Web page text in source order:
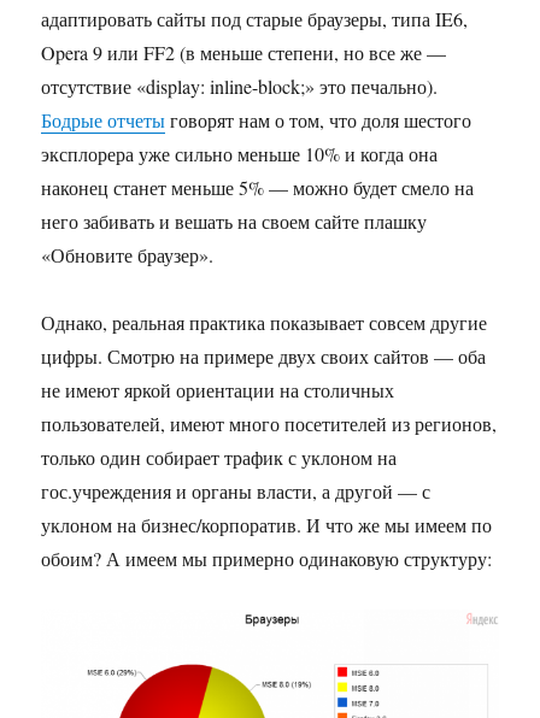
адаптировать сайты под старые браузеры, типа IE6,
Opera 9 или FF2 (в меньше степени, но все же —
отсутствие «display: inline-block;» это печально).
Бодрые отчетыговорят нам о том, что доля шестого
эксплорера уже сильно меньше 10% и когда она
наконец станет меньше 5% — можно будет смело на
него забивать и вешать на своем сайте плашку
«Обновите браузер».
Однако, реальная практика показывает совсем другие
цифры. Смотрю на примере двух своих сайтов — оба
не имеют яркой ориентации на столичных
пользователей, имеют много посетителей из регионов,
только один собирает трафик с уклоном на
гос.учреждения и органы власти, а другой — с
уклоном на бизнес/корпоратив. И что же мы имеем по
обоим? А имеем мы примерно одинаковую структуру: